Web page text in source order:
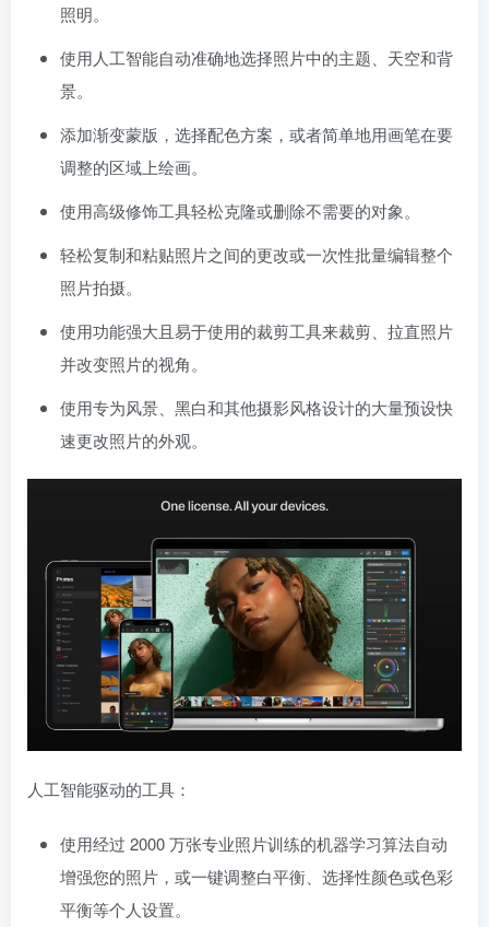
照明。
使用人工智能自动准确地选择照片中的主题、天空和背
景。
添加渐变蒙版，选择配色方案，或者简单地用画笔在要
调整的区域上绘画。
使用高级修饰工具轻松克隆或删除不需要的对象。
轻松复制和粘贴照片之间的更改或一次性批量编辑整个
照片拍摄。
使用功能强大且易于使用的裁剪工具来裁剪、拉直照片
并改变照片的视角。
使用专为风景、黑白和其他摄影风格设计的大量预设快
速更改照片的外观。
人工智能驱动的工具：
使用经过 2000 万张专业照片训练的机器学习算法自动
增强您的照片，或一键调整白平衡、选择性颜色或色彩
平衡等个人设置。